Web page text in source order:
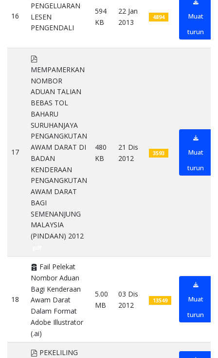
16
PENGELUARAN
LESEN
PENGENDALI
594
KB
22 Jan
2013
4894
Muat
turun
17
pdf
MEMPAMERKAN
NOMBOR
ADUAN TALIAN
BEBAS TOL
BAHARU
SURUHANJAYA
PENGANGKUTAN
AWAM DARAT DI
BADAN
KENDERAAN
PENGANGKUTAN
AWAM DARAT
BAGI
SEMENANJUNG
MALAYSIA
(PINDAAN) 2012
480
KB
21 Dis
2012
3593
Muat
turun
18
Archive
Fail Pelekat
Nombor Aduan
Bagi Kenderaan
Awam Darat
Dalam Format
Adobe Illustrator
(.ai)
5.00
MB
03 Dis
2012
13549
Muat
turun
pdf
PEKELILING